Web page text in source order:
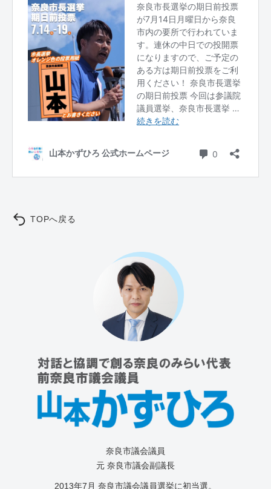
TOPへ戻る
奈良市議会議員
元 奈良市議会副議長
2013年7⽉ 奈良市議会議員選挙に初当選。